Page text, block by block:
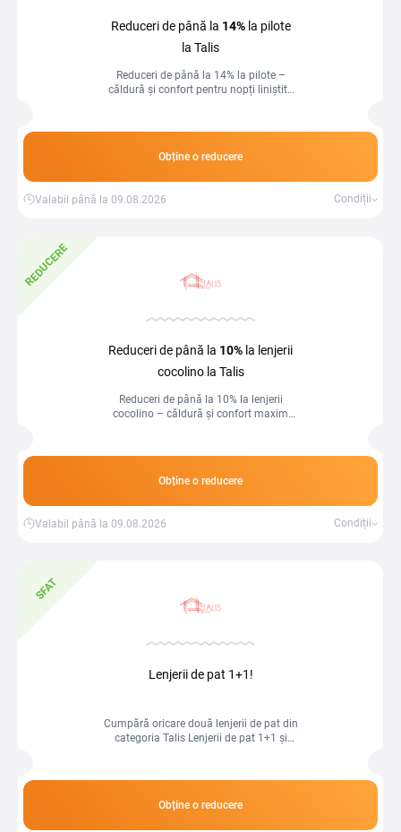
Reduceri de până la 14%la pilote
la Talis
Reduceri de până la 14% la pilote –
căldură și confort pentru nopți liniștite
Obține o reducere
Valabil până la 09.08.2026 Condiții
REDUCERE
Reduceri de până la 10% la lenjerii
cocolino la Talis
Reduceri de până la 10% la lenjerii
cocolino – căldură și confort maxim
Obține o reducere
Valabil până la 09.08.2026 Condiții
SFAT
Lenjerii de pat 1+1!
Cumpără oricare două lenjerii de pat din
categoria Talis Lenjerii de pat 1+1 și
Obține o reducere